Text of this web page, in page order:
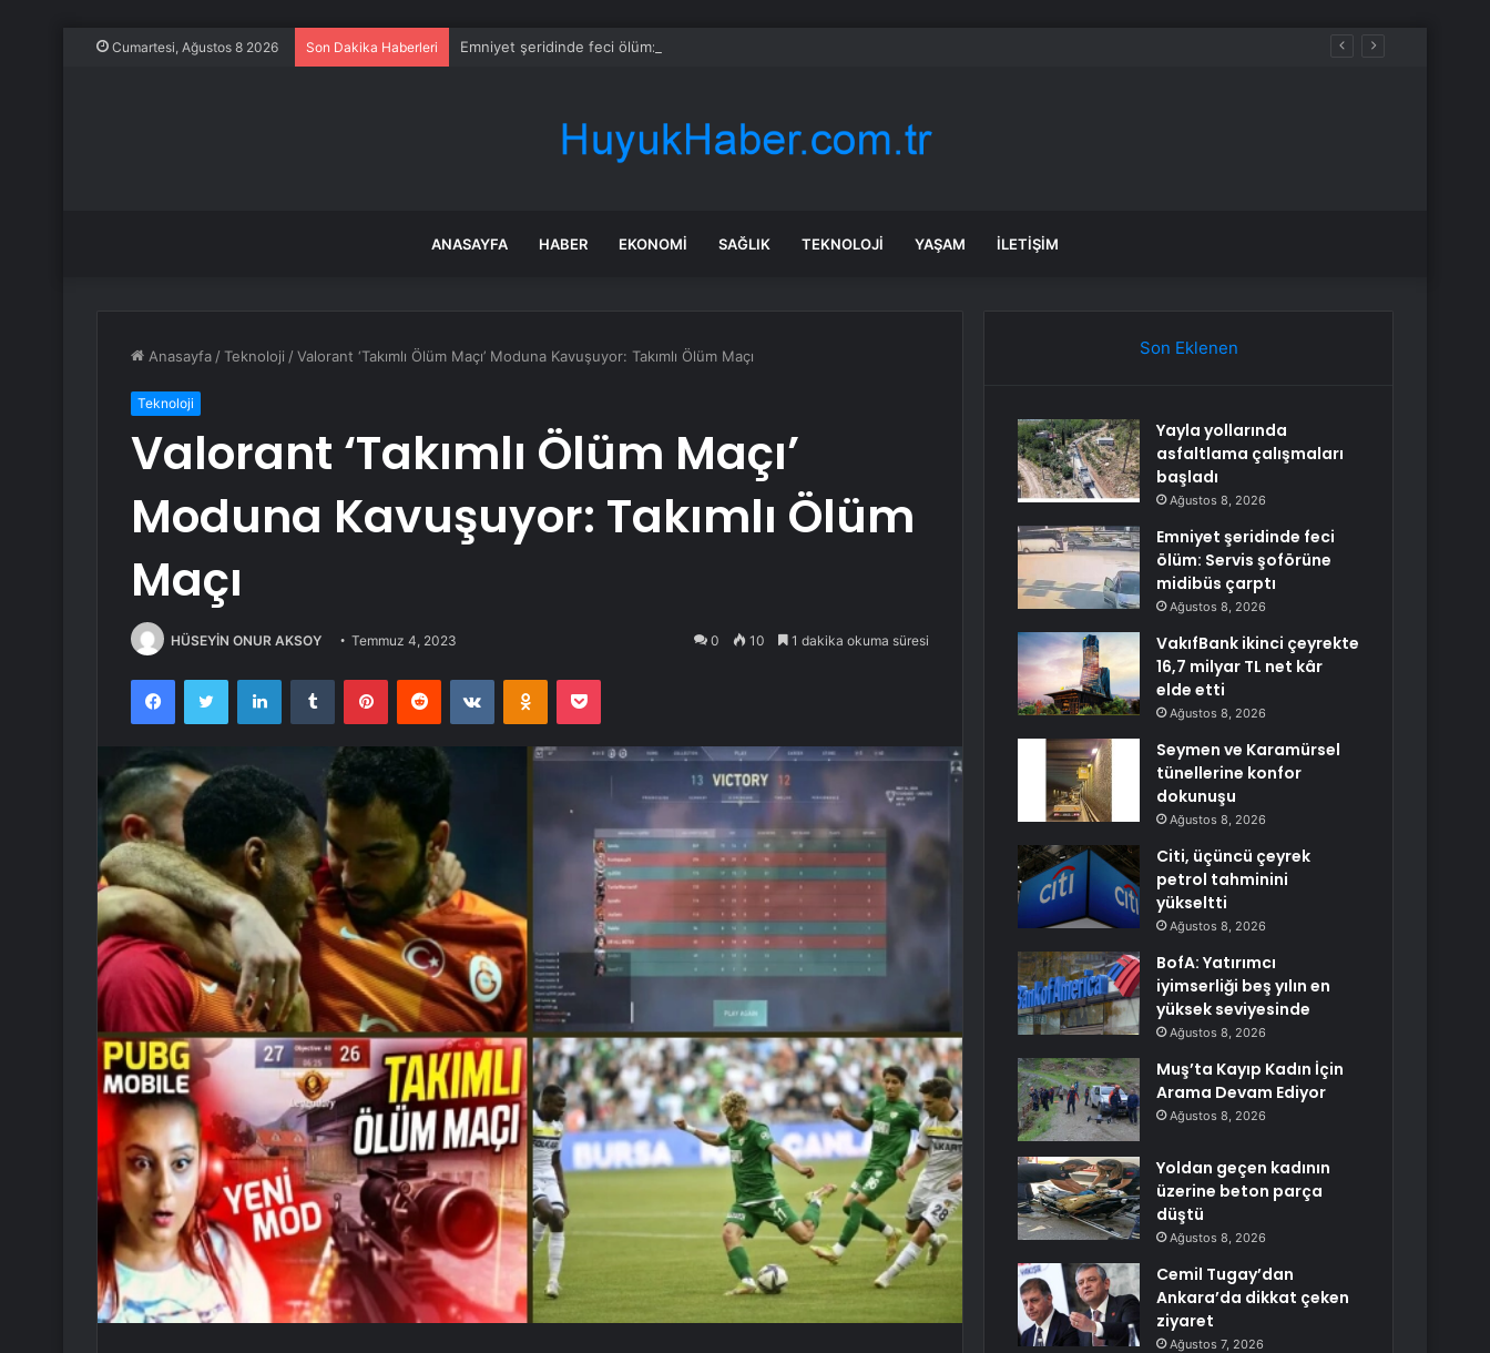
Cumartesi, Ağustos 8 2026 Son Dakika Haberleri Emniyet şeridinde feci ölüm: Servis şoförüne midibüs çarptı
ANASAYFA HABER EKONOMI SAĞLIK TEKNOLOJI YAŞAM İLETIŞIM
Anasayfa /Teknoloji /Valorant ‘Takımlı Ölüm Maçı’ Moduna Kavuşuyor: Takımlı Ölüm Maçı
Teknoloji
Valorant ‘Takımlı Ölüm Maçı’
Moduna Kavuşuyor: Takımlı Ölüm
Maçı
HÜSEYİN ONUR AKSOY Temmuz 4, 2023 0 10 1 dakika okuma süresi
FacebookTwitter LinkedInTumblr PinterestReddit VKontakteOdnoklassniki
Pocket
Son Eklenen
Yayla yollarında
asfaltlama çalışmaları
başladı
Ağustos 8, 2026
Emniyet şeridinde feci
ölüm: Servis şoförüne
midibüs çarptı
Ağustos 8, 2026
VakıfBank ikinci çeyrekte
16,7 milyar TL net kâr
elde etti
Ağustos 8, 2026
Seymen ve Karamürsel
tünellerine konfor
dokunuşu
Ağustos 8, 2026
Citi, üçüncü çeyrek
petrol tahminini
yükseltti
Ağustos 8, 2026
BofA: Yatırımcı
iyimserliği beş yılın en
yüksek seviyesinde
Ağustos 8, 2026
Muş’ta Kayıp Kadın İçin
Arama Devam Ediyor
Ağustos 8, 2026
Yoldan geçen kadının
üzerine beton parça
düştü
Ağustos 8, 2026
Cemil Tugay’dan
Ankara’da dikkat çeken
ziyaret
Ağustos 7, 2026